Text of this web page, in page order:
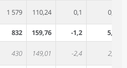
1 579 110,24 0,1 0,2
832 159,76 -1,2
5,7
430 149,01 -2,4 2,9